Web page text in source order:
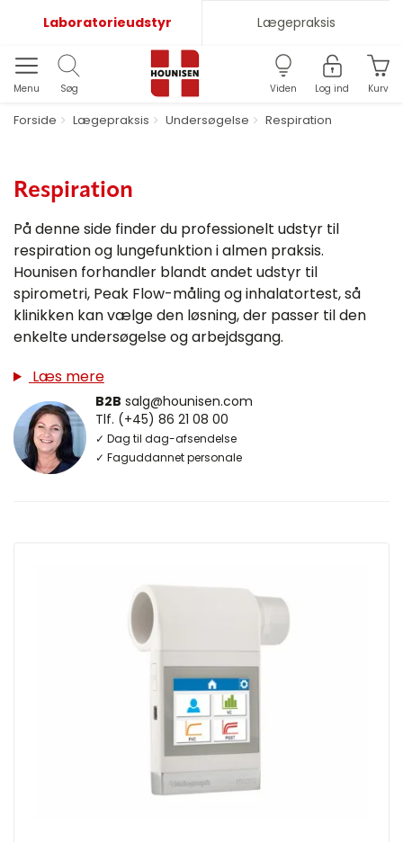
Laboratorieudstyr Lægepraksis
Menu Søg Viden Log ind Kurv
Forside Lægepraksis Undersøgelse Respiration
Respiration
På denne side finder du professionelt udstyr til
respiration og lungefunktion i almen praksis.
Hounisen forhandler blandt andet udstyr til
spirometri, Peak Flow-måling og inhalatortest, så
klinikken kan vælge den løsning, der passer til den
enkelte undersøgelse og arbejdsgang.
Læs mere
B2B salg@hounisen.com
Tlf. (+45) 86 21 08 00
✓ Dag til dag-afsendelse
✓ Faguddannet personale